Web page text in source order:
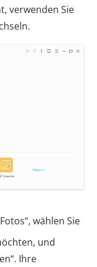
verwenden Sie
wählen Sie
und
Ihre